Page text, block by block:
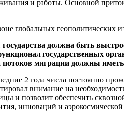
и работы. Основной
глобальных
должна быть
государственных
потоков миграции должны
2 года числа постоянно
внимание на
и позволит обеспечить
инноваций и